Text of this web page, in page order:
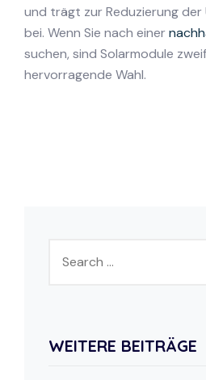
und trägt zur Reduzierung der
bei. Wenn Sie nach einer
suchen, sind Solarmodule
hervorragende Wahl.
WEITERE BEITRÄGE